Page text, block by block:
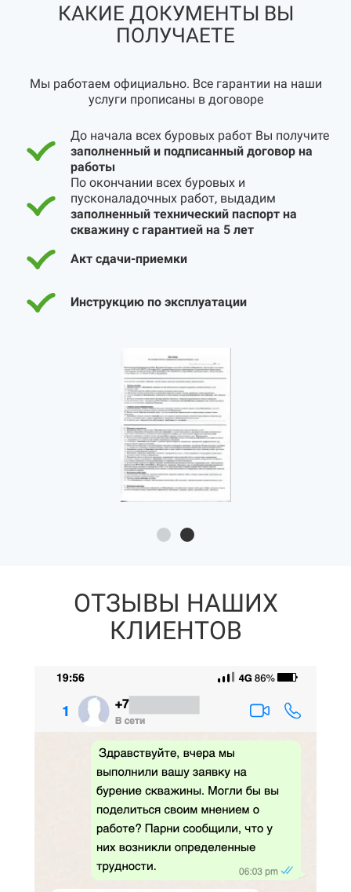
КАКИЕ ДОКУМЕНТЫ ВЫ
ПОЛУЧАЕТЕ
Мы работаем официально. Все гарантии на наши
услуги прописаны в договоре
До начала всех буровых работ Вы получите
заполненный и подписанный договор на
работы
По окончании всех буровых и
пусконаладочных работ, выдадим
заполненный технический паспорт на
скважину с гарантией на 5 лет
Акт сдачи-приемки
Инструкцию по эксплуатации
ОТЗЫВЫ НАШИХ
КЛИЕНТОВ